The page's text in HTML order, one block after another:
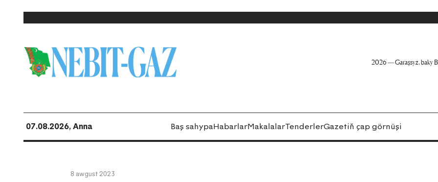
2026 — Garaşsyz, baky
07.08.2026, Anna Baş sahypaHabarlarMakalalarTenderlerGazetiň çap görnüşi
8 awgust 2023